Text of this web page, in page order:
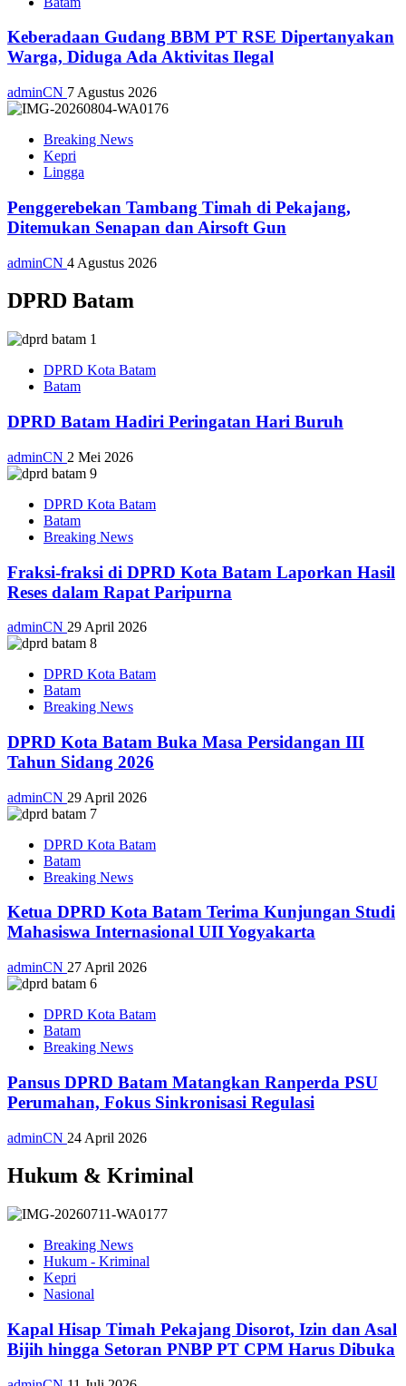
Keberadaan Gudang BBM PT RSE Dipertanyakan
Warga, Diduga Ada Aktivitas Ilegal
adminCN 7 Agustus 2026
Breaking News
Kepri
Lingga
Penggerebekan Tambang Timah di Pekajang,
Ditemukan Senapan dan Airsoft Gun
adminCN 4 Agustus 2026
DPRD Batam
DPRD Kota Batam
Batam
DPRD Batam Hadiri Peringatan Hari Buruh
adminCN 2 Mei 2026
DPRD Kota Batam
Batam
Breaking News
Fraksi-fraksi di DPRD Kota Batam Laporkan Hasil
Reses dalam Rapat Paripurna
adminCN 29 April 2026
DPRD Kota Batam
Batam
Breaking News
DPRD Kota Batam Buka Masa Persidangan III
Tahun Sidang 2026
adminCN 29 April 2026
DPRD Kota Batam
Batam
Breaking News
Ketua DPRD Kota Batam Terima Kunjungan Studi
Mahasiswa Internasional UII Yogyakarta
adminCN 27 April 2026
DPRD Kota Batam
Batam
Breaking News
Pansus DPRD Batam Matangkan Ranperda PSU
Perumahan, Fokus Sinkronisasi Regulasi
adminCN 24 April 2026
Hukum & Kriminal
Breaking News
Hukum - Kriminal
Kepri
Nasional
Kapal Hisap Timah Pekajang Disorot, Izin dan Asal
Bijih hingga Setoran PNBP PT CPM Harus Dibuka